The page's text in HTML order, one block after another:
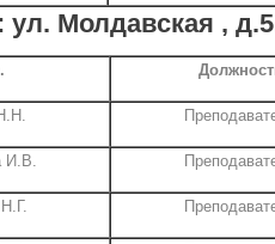
Молдавская ,
И.В.